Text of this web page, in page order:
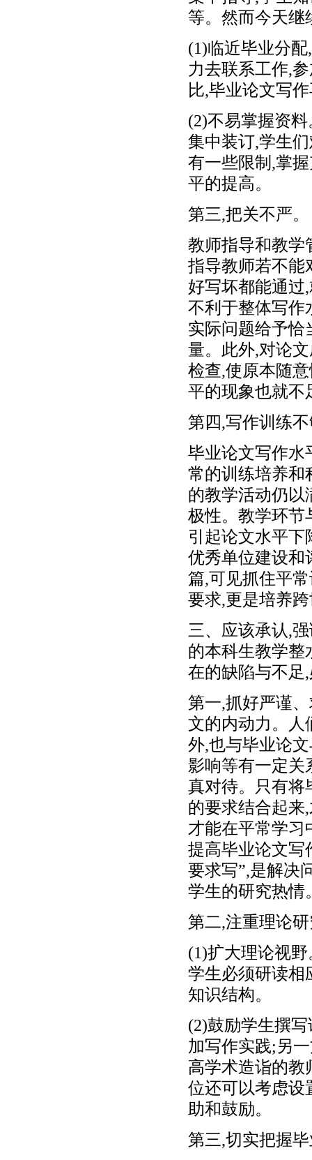
等。然而今天继
(1)临近毕业分
力去联系工作,
比,毕业论文写
(2)不易掌握资
集中装订,学生
有一些限制,掌
平的提高。
第三,把关不严。
教师指导和教学
指导教师若不能
好写坏都能通过
不利于整体写作
实际问题给予恰
量。此外,对论
检查,使原本随
平的现象也就不
第四,写作训练
毕业论文写作水
常的训练培养和
的教学活动仍以
极性。教学环节
引起论文水平
优秀单位建设和
篇,可见抓住平
要求,更是培养
三、应该承认,
的本科生教学整
在的缺陷与不足
第一,抓好严谨
文的内动力。人
外,也与毕业论
影响等有一定关
真对待。只有将
的要求结合起来
才能在平常学习
提高毕业论文写
要求写”,是解决
学生的研究热情
第二,注重理论
(1)扩大理论视
学生必须研读相
知识结构。
(2)鼓励学生撰
加写作实践;另
高学术造诣的教
位还可以考虑设
助和鼓励。
第三,切实把握